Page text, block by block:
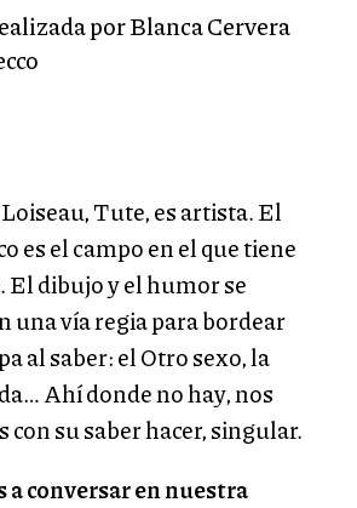
por Blanca Cervera
Tute, es artista. El
es el campo en el que tiene
El dibujo y el humor se
una vía regia para bordear
al saber: el Otro sexo, la
Ahí donde no hay, nos
su saber hacer, singular.
conversar en nuestra